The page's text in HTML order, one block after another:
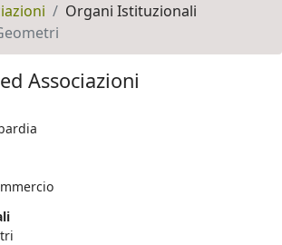
Organi Istituzionali
Associazioni